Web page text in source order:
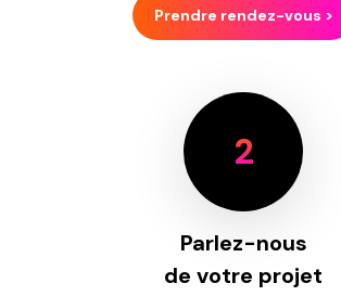
Prendre rendez-vous >
2
Parlez-nous
de votre projet